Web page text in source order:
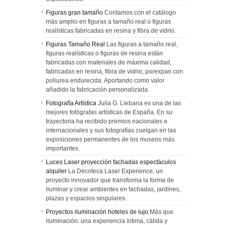
Figuras gran tamaño Contamos con el catálogo
más amplio en figuras a tamaño real o figuras
realísticas fabricadas en resina y fibra de vidrio.
Figuras Tamaño Real Las figuras a tamaño real,
figuras realísticas o figuras de resina están
fabricadas con materiales de máxima calidad,
fabricadas en resina, fibra de vidrio, porexpan con
poliurea endurecida. Aportando como valor
añadido la fabricación personalizada.
Fotografía Artística Julia G. Liebana es una de las
mejores fotógrafas artísticas de España. En su
trayectoria ha recibido premios nacionales e
internacionales y sus fotografías cuelgan en las
exposiciones permanentes de los museos más
importantes.
Luces Laser proyección fachadas espectáculos
alquiler La Decoteca Laser Experience, un
proyecto innovador que transforma la forma de
iluminar y crear ambientes en fachadas, jardines,
plazas y espacios singulares.
Proyectos iluminación hoteles de lujo Más que
iluminación: una experiencia íntima, cálida y